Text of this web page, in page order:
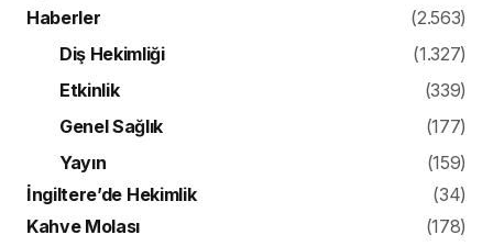
Haberler
(2.563)
Diş Hekimliği
(1.327)
Etkinlik
(339)
Genel Sağlık
(177)
Yayın
(159)
İngiltere’de Hekimlik
(34)
Kahve Molası
(178)